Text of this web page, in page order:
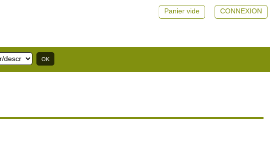
CONNEXION
Panier vide